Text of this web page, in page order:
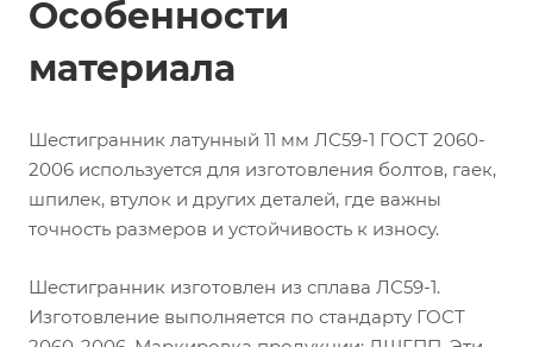
Особенности
материала
Шестигранник латунный 11 мм ЛС59-1 ГОСТ 2060-
2006 используется для изготовления болтов, гаек,
шпилек, втулок и других деталей, где важны
точность размеров и устойчивость к износу.
Шестигранник изготовлен из сплава ЛС59-1.
Изготовление выполняется по стандарту ГОСТ